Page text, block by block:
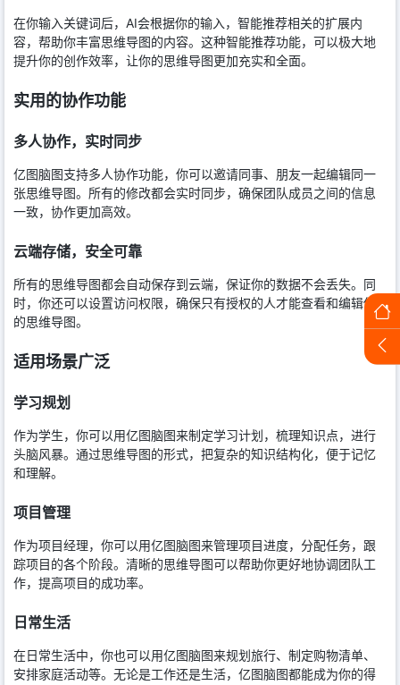
在你输入关键词后，AI会根据你的输入，智能推荐相关的扩展内
容，帮助你丰富思维导图的内容。这种智能推荐功能，可以极大地
提升你的创作效率，让你的思维导图更加充实和全面。
实用的协作功能
多人协作，实时同步
亿图脑图支持多人协作功能，你可以邀请同事、朋友一起编辑同一
张思维导图。所有的修改都会实时同步，确保团队成员之间的信息
一致，协作更加高效。
云端存储，安全可靠
所有的思维导图都会自动保存到云端，保证你的数据不会丢失。同
时，你还可以设置访问权限，确保只有授权的人才能查看和编辑你
的思维导图。
适用场景广泛
学习规划
作为学生，你可以用亿图脑图来制定学习计划，梳理知识点，进行
头脑风暴。通过思维导图的形式，把复杂的知识结构化，便于记忆
和理解。
项目管理
作为项目经理，你可以用亿图脑图来管理项目进度，分配任务，跟
踪项目的各个阶段。清晰的思维导图可以帮助你更好地协调团队工
作，提高项目的成功率。
日常生活
在日常生活中，你也可以用亿图脑图来规划旅行、制定购物清单、
安排家庭活动等。无论是工作还是生活，亿图脑图都能成为你的得